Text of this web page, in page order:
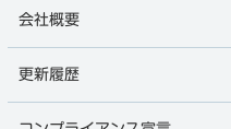
会社概要
更新履歴